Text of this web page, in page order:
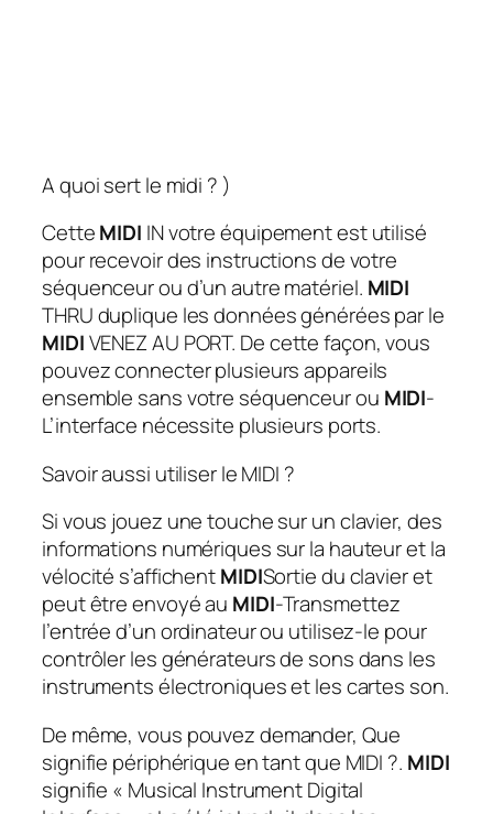
A quoi sert le midi ? )
CetteMIDI IN votre équipement est utilisé
pour recevoir des instructions de votre
séquenceur ou d’un autre matériel. MIDI
THRU duplique les données générées par le
MIDIVENEZ AU PORT. De cette façon, vous
pouvez connecter plusieurs appareils
ensemble sans votre séquenceur ou MIDI-
L’interface nécessite plusieurs ports.
Savoir aussi utiliser le MIDI ?
Si vous jouez une touche sur un clavier, des
informations numériques sur la hauteur et la
vélocité s’affichentMIDISortie du clavier et
peut être envoyé au MIDI-Transmettez
l’entrée d’un ordinateur ou utilisez-le pour
contrôler les générateurs de sons dans les
instruments électroniques et les cartes son.
De même, vous pouvez demander, Que
signifie périphérique en tant que MIDI ?. MIDI
signifie « Musical Instrument Digital